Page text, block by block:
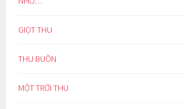
GIỌT THU
THU BUỒN
MỘT TRỜI THU